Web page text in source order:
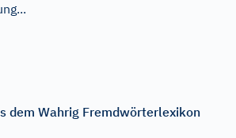
dem Wahrig Fremdwörterlexikon